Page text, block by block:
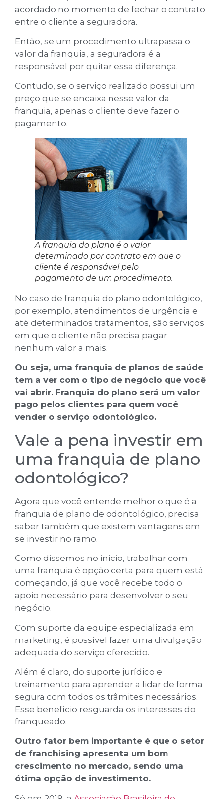
acordado no momento de fechar o contrato
entre o cliente a seguradora.
Então, se um procedimento ultrapassa o
valor da franquia, a seguradora é a
responsável por quitar essa diferença.
Contudo, se o serviço realizado possui um
preço que se encaixa nesse valor da
franquia, apenas o cliente deve fazer o
pagamento.
A franquia do plano é o valor
determinado por contrato em que o
cliente é responsável pelo
pagamento de um procedimento.
No caso de franquia do plano odontológico,
por exemplo, atendimentos de urgência e
até determinados tratamentos, são serviços
em que o cliente não precisa pagar
nenhum valor a mais.
Ou seja, uma franquia de planos de saúde
tem a ver com o tipo de negócio que você
vai abrir. Franquia do plano será um valor
pago pelos clientes para quem você
vender o serviço odontológico.
Vale a pena investir em
uma franquia de plano
odontológico?
Agora que você entende melhor o que é a
franquia de plano de odontológico, precisa
saber também que existem vantagens em
se investir no ramo.
Como dissemos no início, trabalhar com
uma franquia é opção certa para quem está
começando, já que você recebe todo o
apoio necessário para desenvolver o seu
negócio.
Com suporte da equipe especializada em
marketing, é possível fazer uma divulgação
adequada do serviço oferecido.
Além é claro, do suporte jurídico e
treinamento para aprender a lidar de forma
segura com todos os trâmites necessários.
Esse benefício resguarda os interesses do
franqueado.
Outro fator bem importante é que o setor
de franchising apresenta um bom
crescimento no mercado, sendo uma
ótima opção de investimento.